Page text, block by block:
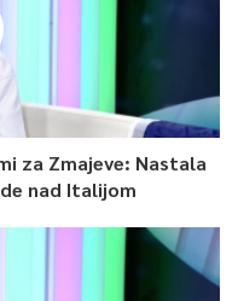
za Zmajeve: Nastala
nad Italijom